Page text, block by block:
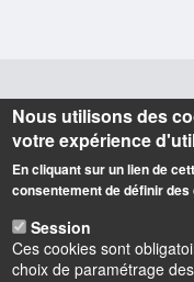
Informations
Université du Temps
1 rue de Chartres -
Téléphone : 02 38 41
Courriel :
Nous utilisons des
votre expérience
En cliquant sur un lien de
consentement de définir
Session
Ces cookies sont
choix de paramétrage